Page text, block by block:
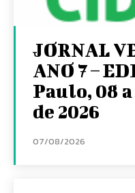
JORNAL
ANO 7 –
Paulo, 08
de 2026
07/08/2026